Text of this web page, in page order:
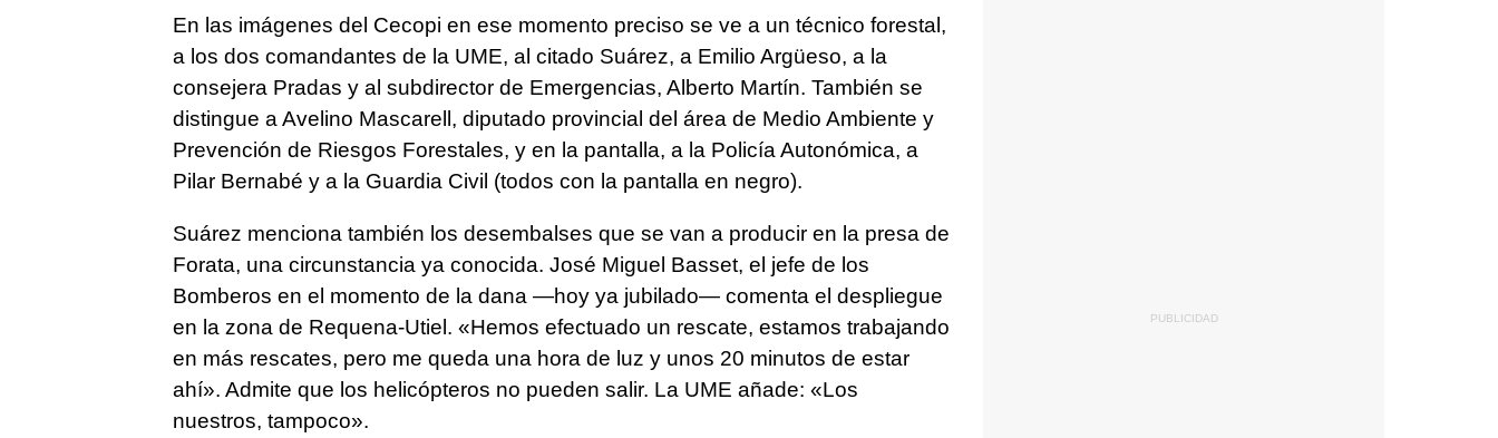
En las imágenes del Cecopi en ese momento preciso se ve a un técnico forestal,
a los dos comandantes de la UME, al citado Suárez, a Emilio Argüeso, a la
consejera Pradas y al subdirector de Emergencias, Alberto Martín. También se
distingue a Avelino Mascarell, diputado provincial del área de Medio Ambiente y
Prevención de Riesgos Forestales, y en la pantalla, a la Policía Autonómica, a
Pilar Bernabé y a la Guardia Civil (todos con la pantalla en negro).
Suárez menciona también los desembalses que se van a producir en la presa de
Forata, una circunstancia ya conocida. José Miguel Basset, el jefe de los
Bomberos en el momento de la dana —hoy ya jubilado— comenta el despliegue
en la zona de Requena-Utiel. «Hemos efectuado un rescate, estamos trabajando
en más rescates, pero me queda una hora de luz y unos 20 minutos de estar
ahí». Admite que los helicópteros no pueden salir. La UME añade: «Los
nuestros, tampoco».